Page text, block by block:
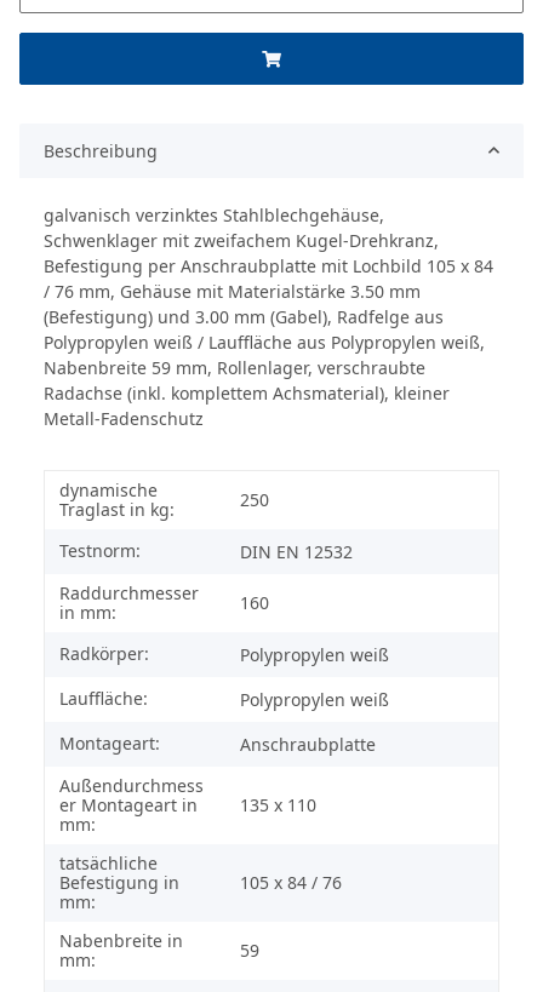
Beschreibung
galvanisch verzinktes Stahlblechgehäuse,
Schwenklager mit zweifachem Kugel-Drehkranz,
Befestigung per Anschraubplatte mit Lochbild 105 x 84
/ 76 mm, Gehäuse mit Materialstärke 3.50 mm
(Befestigung) und 3.00 mm (Gabel), Radfelge aus
Polypropylen weiß / Lauffläche aus Polypropylen weiß,
Nabenbreite 59 mm, Rollenlager, verschraubte
Radachse (inkl. komplettem Achsmaterial), kleiner
Metall-Fadenschutz
dynamische
Traglast in kg:
250
Testnorm:
DIN EN 12532
Raddurchmesser
in mm:
160
Radkörper:
Polypropylen weiß
Lauffläche:
Polypropylen weiß
Montageart:
Anschraubplatte
Außendurchmess
er Montageart in
mm:
135 x 110
tatsächliche
Befestigung in
mm:
105 x 84 / 76
Nabenbreite in
mm:
59